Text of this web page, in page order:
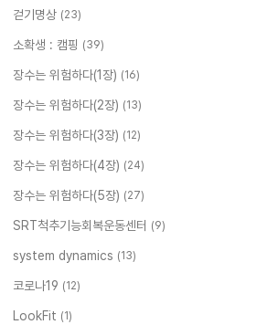
걷기명상 (23)
소확생 : 캠핑 (39)
장수는 위험하다(1장) (16)
장수는 위험하다(2장) (13)
장수는 위험하다(3장) (12)
장수는 위험하다(4장) (24)
장수는 위험하다(5장) (27)
SRT척추기능회복운동센터 (9)
system dynamics (13)
코로나19 (12)
LookFit (1)